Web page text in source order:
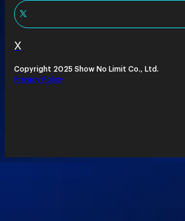
X
Copyright 2025 Show No Limit Co., Ltd.
Privacy Policy